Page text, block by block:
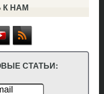
К НАМ
СТАТЬИ: